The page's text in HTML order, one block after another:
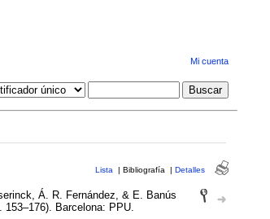
Mi cuenta
Lista | Bibliografía | Detalles
Á. R. Fernández, & E. Banús
Barcelona: PPU.